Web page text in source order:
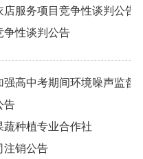
服务项目竞争性谈判公告
争性谈判公告
高中考期间环境噪声监督
告
种植专业合作社
注销公告